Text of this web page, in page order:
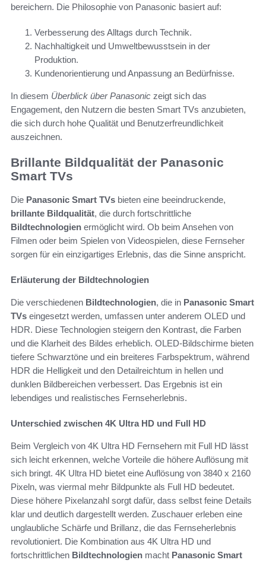
bereichern. Die Philosophie von Panasonic basiert auf:
Verbesserung des Alltags durch Technik.
Nachhaltigkeit und Umweltbewusstsein in der
Produktion.
Kundenorientierung und Anpassung an Bedürfnisse.
In diesem Überblick über Panasonic zeigt sich das
Engagement, den Nutzern die besten Smart TVs anzubieten,
die sich durch hohe Qualität und Benutzerfreundlichkeit
auszeichnen.
Brillante Bildqualität der Panasonic
Smart TVs
Die Panasonic Smart TVs bieten eine beeindruckende,
brillante Bildqualität, die durch fortschrittliche
Bildtechnologien ermöglicht wird. Ob beim Ansehen von
Filmen oder beim Spielen von Videospielen, diese Fernseher
sorgen für ein einzigartiges Erlebnis, das die Sinne anspricht.
Erläuterung der Bildtechnologien
Die verschiedenen Bildtechnologien, die in Panasonic Smart
TVs eingesetzt werden, umfassen unter anderem OLED und
HDR. Diese Technologien steigern den Kontrast, die Farben
und die Klarheit des Bildes erheblich. OLED-Bildschirme bieten
tiefere Schwarztöne und ein breiteres Farbspektrum, während
HDR die Helligkeit und den Detailreichtum in hellen und
dunklen Bildbereichen verbessert. Das Ergebnis ist ein
lebendiges und realistisches Fernseherlebnis.
Unterschied zwischen 4K Ultra HD und Full HD
Beim Vergleich von 4K Ultra HD Fernsehern mit Full HD lässt
sich leicht erkennen, welche Vorteile die höhere Auflösung mit
sich bringt. 4K Ultra HD bietet eine Auflösung von 3840 x 2160
Pixeln, was viermal mehr Bildpunkte als Full HD bedeutet.
Diese höhere Pixelanzahl sorgt dafür, dass selbst feine Details
klar und deutlich dargestellt werden. Zuschauer erleben eine
unglaubliche Schärfe und Brillanz, die das Fernseherlebnis
revolutioniert. Die Kombination aus 4K Ultra HD und
fortschrittlichen Bildtechnologien macht Panasonic Smart